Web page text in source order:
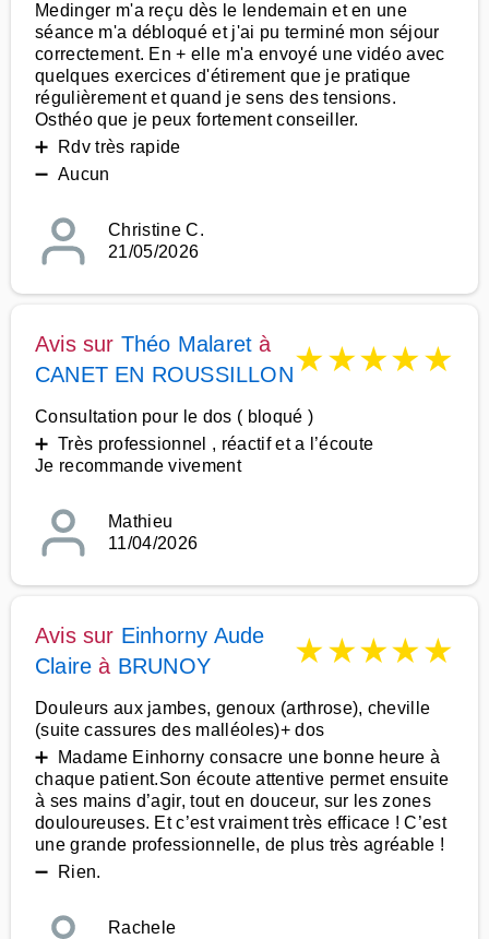
Medinger m'a reçu dès le lendemain et en une
séance m'a débloqué et j'ai pu terminé mon séjour
correctement. En + elle m'a envoyé une vidéo avec
quelques exercices d'étirement que je pratique
régulièrement et quand je sens des tensions.
Osthéo que je peux fortement conseiller.
➕ Rdv très rapide
➖ Aucun
Christine C.
21/05/2026
Avis sur Théo Malaret à
CANET EN ROUSSILLON★★★★★
Consultation pour le dos ( bloqué )
➕ Très professionnel , réactif et a l’écoute
Je recommande vivement
Mathieu
11/04/2026
Avis sur Einhorny Aude
Claire à BRUNOY ★★★★★
Douleurs aux jambes, genoux (arthrose), cheville
(suite cassures des malléoles)+ dos
➕ Madame Einhorny consacre une bonne heure à
chaque patient.Son écoute attentive permet ensuite
à ses mains d’agir, tout en douceur, sur les zones
douloureuses. Et c’est vraiment très efficace ! C’est
une grande professionnelle, de plus très agréable !
➖ Rien.
Rachele